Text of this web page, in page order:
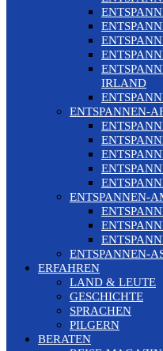
IRLAND
ENTSPANNEN-
ENTSPANNEN-
ENTSPANNEN-
ERFAHREN
LAND & LEUTE
GESCHICHTE
SPRACHEN
PILGERN
BERATEN